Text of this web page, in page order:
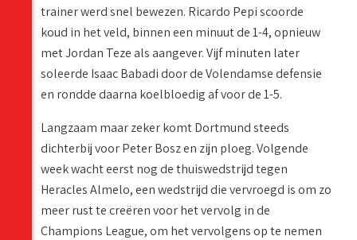
trainer werd snel bewezen. Ricardo Pepi scoorde
koud in het veld, binnen een minuut de 1-4, opnieuw
met Jordan Teze als aangever. Vijf minuten later
soleerde Isaac Babadi door de Volendamse defensie
en rondde daarna koelbloedig af voor de 1-5.
Langzaam maar zeker komt Dortmund steeds
dichterbij voor Peter Bosz en zijn ploeg. Volgende
week wacht eerst nog de thuiswedstrijd tegen
Heracles Almelo, een wedstrijd die vervroegd is om zo
meer rust te creëren voor het vervolg in de
Champions League, om het vervolgens op te nemen